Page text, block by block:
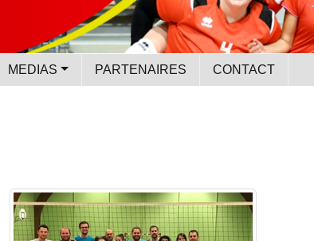
MEDIAS PARTENAIRES CONTACT